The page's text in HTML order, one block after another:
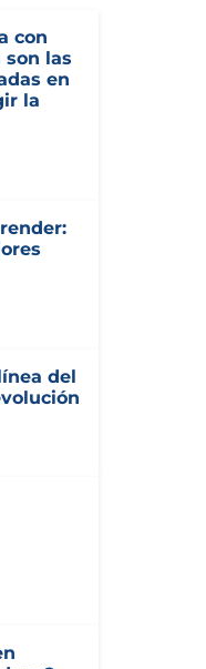
con
son las
en
la
del